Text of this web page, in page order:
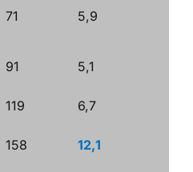
71 5,9
91 5,1
119 6,7
158 12,1